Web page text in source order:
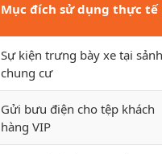
Mục đích sử dụng thực tế
Sự kiện trưng bày xe tại sảnh
chung cư
Gửi bưu điện cho tệp khách
hàng VIP